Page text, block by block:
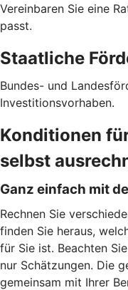
Vereinbaren Sie eine
passt.
Staatliche
Bundes- und
Investitionsvorhaben.
Konditionen
selbst
Ganz einfach mit
Rechnen Sie
finden Sie heraus,
für Sie ist. Beachten
nur Schätzungen. Die
gemeinsam mit Ihrer